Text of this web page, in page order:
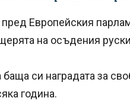
Европейския
на осъдения
си наградата за
година.